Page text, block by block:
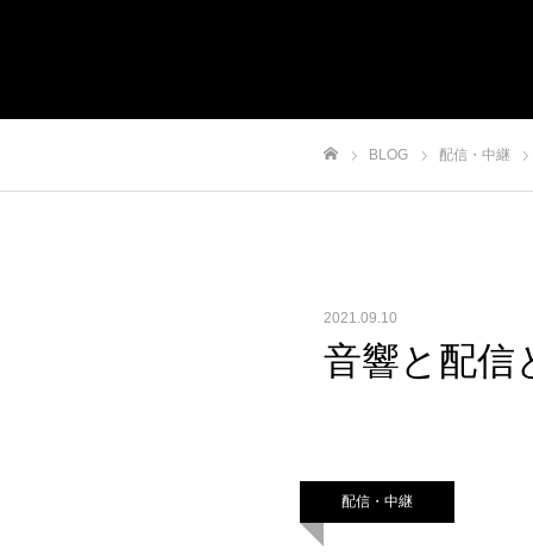
BLOG 配信・中継
2021.09.10
音響と配信
配信・中継